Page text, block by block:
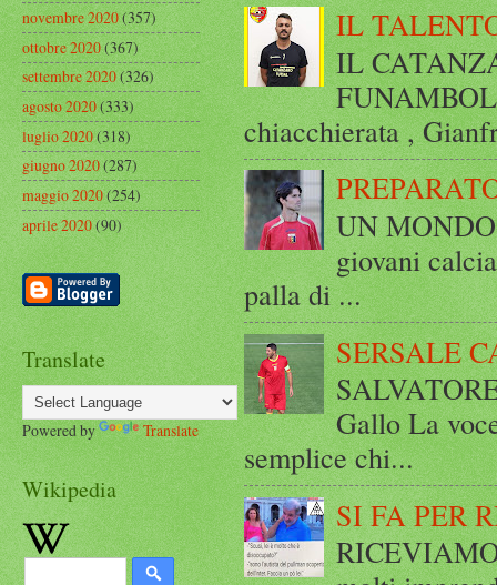
IL
IL
chiacchierata ,
UN
giovani
palla di ...
SERSALE
Gallo La
semplice chi...
SI FA PER
novembre 2020(357)
ottobre 2020(367)
settembre 2020(326)
agosto 2020(333)
luglio 2020(318)
giugno 2020(287)
maggio 2020(254)
aprile 2020(90)
Translate
Powered by Translate
Wikipedia